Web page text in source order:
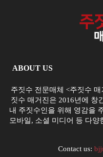
ABOUT US
주짓수 전문매체 <주짓수
짓수 매거진은 2016년에 창
내 주짓수인을 위해 영감을
모바일, 소셜 미디어 등 다양
Contact us: